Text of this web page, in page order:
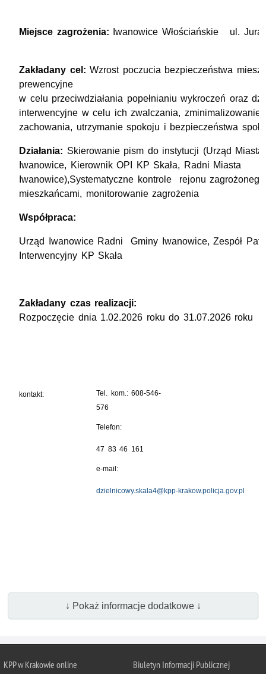
Miejsce zagrożenia: Iwanowice Włościańskie ul.
Zakładany cel: Wzrost poczucia bezpieczeństwa
prewencyjne
w celu przeciwdziałania popełnianiu wykroczeń oraz
interwencyjne w celu ich zwalczania, zminimalizowanie
zachowania, utrzymanie spokoju i bezpieczeństwa
Działania: Skierowanie pism do instytucji (Urząd
Iwanowice, Kierownik OPI KP Skała, Radni Miasta
Iwanowice),Systematyczne kontrole rejonu
mieszkańcami, monitorowanie zagrożenia
Współpraca:
Urząd Iwanowice Radni Gminy Iwanowice, Zespół
Interwencyjny KP Skała
Zakładany czas realizacji:
Rozpoczęcie dnia 1.02.2026 roku do 31.07.2026 roku
kontakt:
Tel. kom.: 608-546-
576
Telefon:
47 83 46 161
e-mail:
dzielnicowy.skala4@kpp-krakow.policja.gov.pl
↓ Pokaż informacje dodatkowe ↓
KPP w Krakowie online Biuletyn Informacji Publicznej